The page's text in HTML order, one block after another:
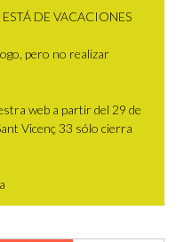
DE VACACIONES
pero no realizar
web a partir del 29 de
Vicenç 33 sólo cierra